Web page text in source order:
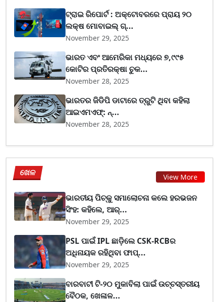
ଟ୍ରାଇ ରିପୋର୍ଟ : ଅକ୍ଟୋବରରେ ପ୍ରାୟ ୨୦
ଲକ୍ଷ ମୋବାଇଲ୍ ଗ୍...
November 29, 2025
ଭାରତ ଏବଂ ଆମେରିକା ମଧ୍ୟରେ ୭,୯୯୫
କୋଟିର ପ୍ରତିରକ୍ଷା ଚୁକ...
November 28, 2025
ଭାରତର ଜିଡିପି ଡାଟାରେ ତ୍ରୁଟି ଥିବା କହିଲା
ଆଇଏମଏଫ୍‌: ନ୍...
November 28, 2025
ଖେଳ View More
ଭାରତୀୟ ପିଚ୍‌କୁ ସମାଲୋଚନା କଲେ ହରଭଜନ
ସିଂହ: କହିଲେ, ଆର୍...
November 29, 2025
PSL ପାଇଁ IPL ଛାଡ଼ିଲେ CSK-RCBର
ଅଧିନାୟକ ରହିଥିବା ଫାପ୍...
November 29, 2025
ବାରବାଟୀ ଟି-୨୦ ମୁକାବିଲା ପାଇଁ ଉଚ୍ଚସ୍ତରୀୟ
ବୈଠକ, ଖେଳାଳ...